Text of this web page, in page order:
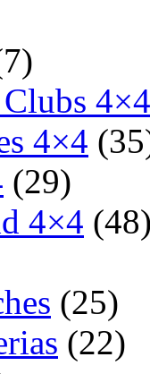
4×4
4×4
(29)
4×4
(25)
(22)